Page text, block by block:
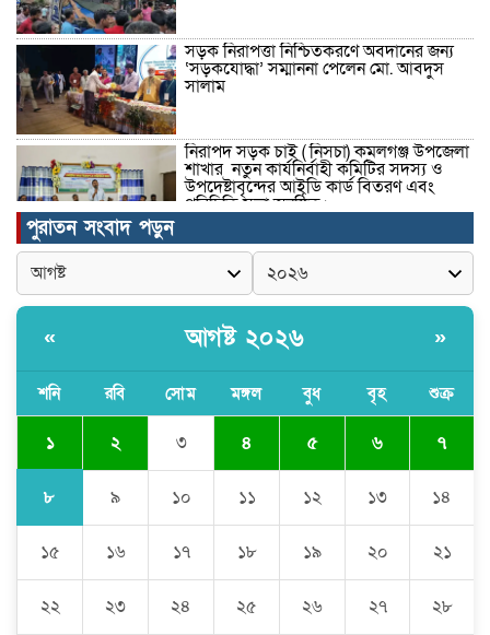
সড়ক নিরাপত্তা নিশ্চিতকরণে অবদানের জন্য
‘সড়কযোদ্ধা’ সম্মাননা পেলেন মো. আবদুস
সালাম
নিরাপদ সড়ক চাই ( নিসচা) কমলগঞ্জ উপজেলা
শাখার নতুন কার্যনির্বাহী কমিটির সদস্য ও
উপদেষ্টাবৃন্দের আইডি কার্ড বিতরণ এবং
পরিচিতি সভা অনুষ্ঠিত।
পত্নীতলা থানা পুলিশের মাদকবিরোধী
অভিযানে আটক ১
বৈষম্য-সন্ত্রাসী-চাঁদাবাজি-দলীয়করণ করতেই
অধ্যক্ষ নজরুল ইসলাম
ঠাকুরগাঁওয়ে ইজিবাইক চোরচক্রের ৩ সদস্য
গ্রেপ্তার, বিপুল পরিমাণ যন্ত্রাংশ উদ্ধার ‎
মুন্সীগঞ্জের টংগীবাড়ীতে ৭ ফুট ৬ ইঞ্চি উচ্চতার
পুরাতন সংবাদ পড়ুন
« আগষ্ট ২০২৬ »
শনি রবি সোম মঙ্গল বুধ বৃহ শুক্র
১ ২ ৩ ৪ ৫ ৬ ৭
৮ ৯ ১০ ১১ ১২ ১৩ ১৪
১৫ ১৬ ১৭ ১৮ ১৯ ২০ ২১
২২ ২৩ ২৪ ২৫ ২৬ ২৭ ২৮